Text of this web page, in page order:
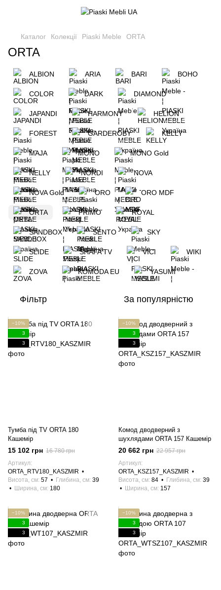
Каталог Колекції Piaski Meble ORTA
ORTA
ALBION ARIA BARI BOHO
COLOR DARK DIAMOND
JAPANDI HARMONY HELION
FOREST GARDEROBY KELLY
MAJA MONO MONO Gold
NELLY NORDI NOVA
NOVA Gold ORO ORO MDF
ORTA PRIMO ROYAL
SANDBOX SENTO SKY
SLIDE SHAFA TV VICI WIKI
ZOVA KOMODA EU YASUMI
Фільтр За популярністю
−10%
3
3
Тумба під TV ORTA 180
Кашемір
15 102 грн 16 780 грн
Артикул
ORTA_RTV180_KASZMIR
Висота, см 57 Глибина, см 39
Ширина, см 180
−10%
3
3
Комод дводверний з
шухлядами ORTA 157 Кашемір
20 662 грн 22 957 грн
Артикул
ORTA_KSZ157_KASZMIR
Висота, см 84 Глибина, см 39
Ширина, см 157
−10%
3
3
−10%
3
3